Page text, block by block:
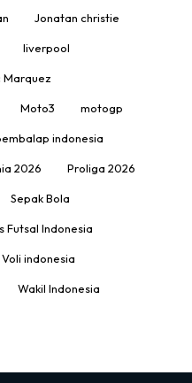
Jonatan christie
liverpool
Marquez
Moto3 motogp
indonesia
2026 Proliga 2026
Sepak Bola
Futsal Indonesia
indonesia
Wakil Indonesia